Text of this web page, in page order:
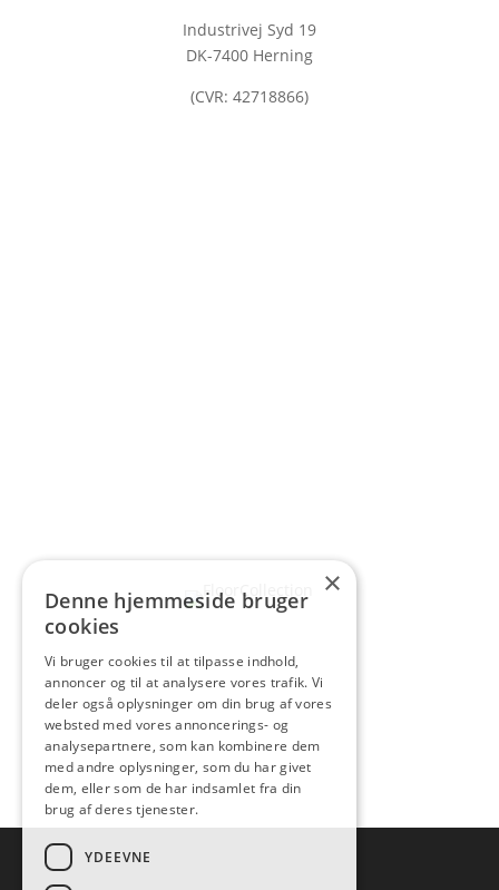
Industrivej Syd 19
DK-7400 Herning
(CVR: 42718866)
×
Denne hjemmeside bruger
cookies
Vi bruger cookies til at tilpasse indhold,
annoncer og til at analysere vores trafik. Vi
deler også oplysninger om din brug af vores
websted med vores annoncerings- og
analysepartnere, som kan kombinere dem
med andre oplysninger, som du har givet
dem, eller som de har indsamlet fra din
brug af deres tjenester.
YDEEVNE